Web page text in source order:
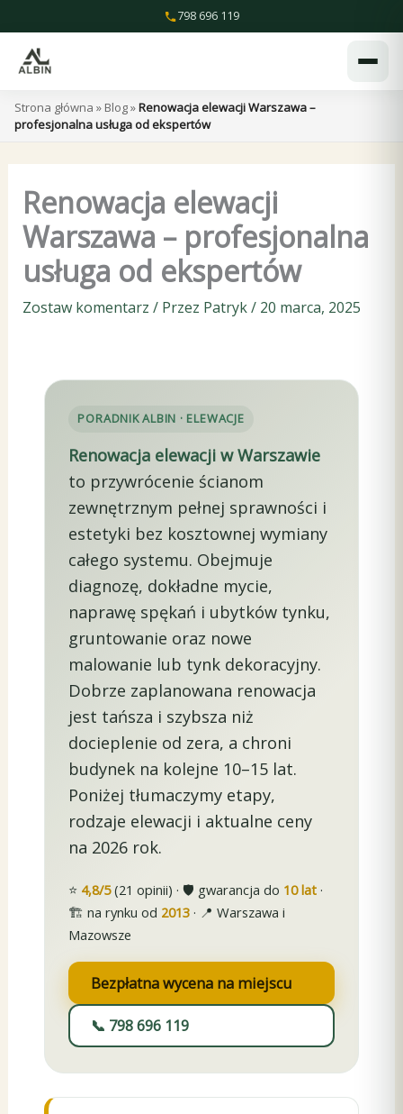
do
treści
798 696 119
Strona główna » Blog»Renowacja elewacji Warszawa –
profesjonalna usługa od ekspertów
Renowacja elewacji
Warszawa – profesjonalna
usługa od ekspertów
Zostaw komentarz / Przez Patryk/ 20 marca, 2025
PORADNIK ALBIN · ELEWACJE
Renowacja elewacji w Warszawie
to przywrócenie ścianom
zewnętrznym pełnej sprawności i
estetyki bez kosztownej wymiany
całego systemu. Obejmuje
diagnozę, dokładne mycie,
naprawę spękań i ubytków tynku,
gruntowanie oraz nowe
malowanie lub tynk dekoracyjny.
Dobrze zaplanowana renowacja
jest tańsza i szybsza niż
docieplenie od zera, a chroni
budynek na kolejne 10–15 lat.
Poniżej tłumaczymy etapy,
rodzaje elewacji i aktualne ceny
na 2026 rok.
⭐ 4,8/5(21 opinii) · 🛡️ gwarancja do 10 lat ·
🏗️ na rynku od 2013 · 📍 Warszawa i
Mazowsze
Bezpłatna wycena na miejscu
📞 798 696 119